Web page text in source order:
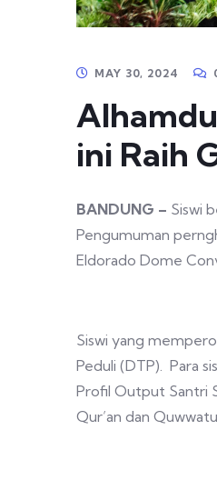
MAY 30, 2024
ini Raih
BANDUNG – Siswi
Pengumuman
Eldorado Dome
Siswi yang
Peduli (DTP). Para
Profil Output Santri
Qur’an dan